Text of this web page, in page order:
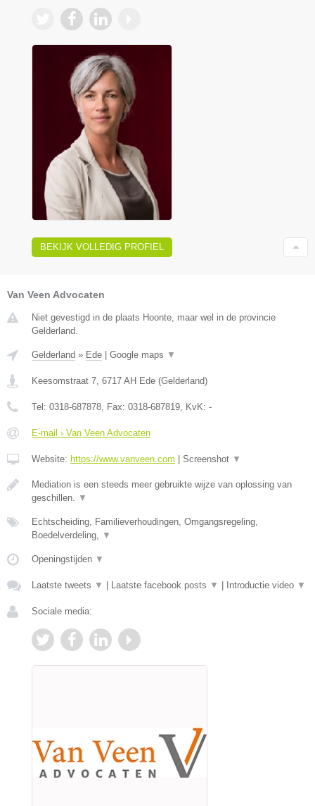
BEKIJK VOLLEDIG PROFIEL
Van Veen Advocaten
Niet gevestigd in de plaats Hoonte, maar wel in de provincie
Gelderland.
Gelderland » Ede Google maps ▼
Keesomstraat 7 6717 AH Ede (Gelderland)
Tel: 0318-687878 , Fax: 0318-687819 , KvK: -
E-mail › Van Veen Advocaten
Website: https://www.vanveen.com Screenshot ▼
Mediation is een steeds meer gebruikte wijze van oplossing van
geschillen.
▼
Echtscheiding, Familieverhoudingen, Omgangsregeling,
Boedelverdeling,
▼
Openingstijden ▼
Laatste tweets ▼ Laatste facebook posts ▼ Introductie video ▼
Sociale media: